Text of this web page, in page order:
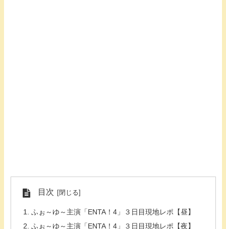
目次
ふぉ～ゆ～主演「ENTA！4」３日目現地レポ【昼】
ふぉ～ゆ～主演「ENTA！4」３日目現地レポ【夜】